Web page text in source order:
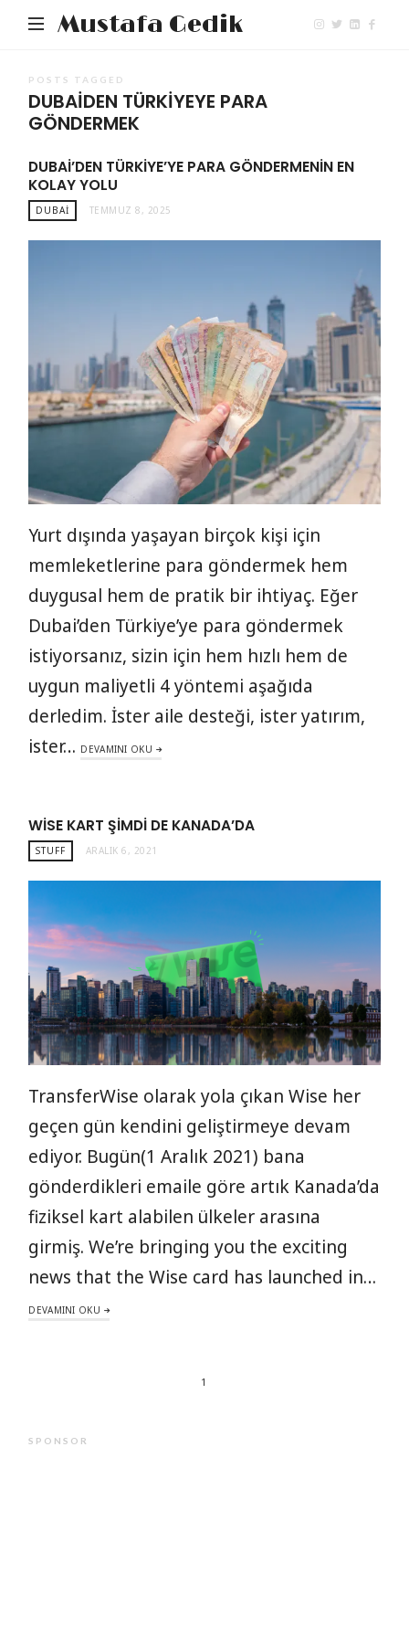
Mustafa Gedik
POSTS TAGGED
DUBAIDEN TÜRKIYEYE PARA
GÖNDERMEK
DUBAI’DEN TÜRKIYE’YE PARA GÖNDERMENIN EN
KOLAY YOLU
DUBAI TEMMUZ 8, 2025
Yurt dışında yaşayan birçok kişi için
memleketlerine para göndermek hem
duygusal hem de pratik bir ihtiyaç. Eğer
Dubai’den Türkiye’ye para göndermek
istiyorsanız, sizin için hem hızlı hem de
uygun maliyetli 4 yöntemi aşağıda
derledim. İster aile desteği, ister yatırım,
ister… DEVAMINI OKU
WISE KART ŞIMDI DE KANADA’DA
STUFF ARALIK 6, 2021
TransferWise olarak yola çıkan Wise her
geçen gün kendini geliştirmeye devam
ediyor. Bugün(1 Aralık 2021) bana
gönderdikleri emaile göre artık Kanada’da
fiziksel kart alabilen ülkeler arasına
girmiş. We’re bringing you the exciting
news that the Wise card has launched in…
DEVAMINI OKU
1
SPONSOR